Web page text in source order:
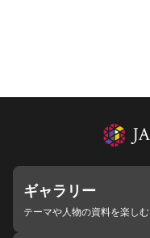
ギャラリー
テーマや人物の資料を楽しむ